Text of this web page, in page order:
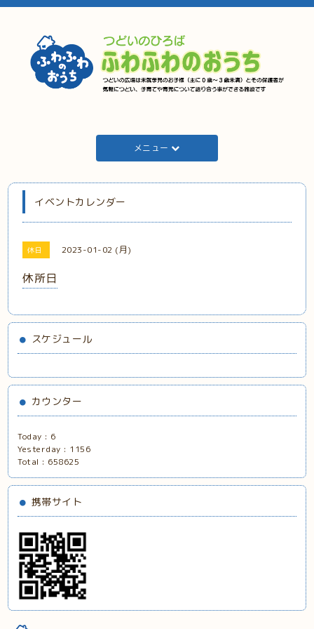
メニュー
イベントカレンダー
休日 2023-01-02 (月)
休所日
スケジュール
カウンター
Today : 6
Yesterday : 1156
Total : 658625
携帯サイト